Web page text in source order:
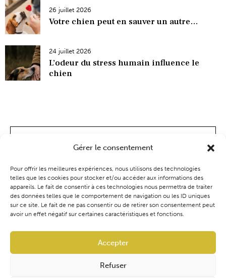
Gérer le consentement
Pour offrir les meilleures expériences, nous utilisons des technologies
telles que les cookies pour stocker et/ou accéder aux informations des
appareils. Le fait de consentir à ces technologies nous permettra de traiter
des données telles que le comportement de navigation ou les ID uniques
sur ce site. Le fait de ne pas consentir ou de retirer son consentement peut
avoir un effet négatif sur certaines caractéristiques et fonctions.
Accepter
Refuser
26 juillet 2026
Votre chien peut en sauver un autre…
24 juillet 2026
L’odeur du stress humain influence le
chien
Coaching Événements Blog Boutique